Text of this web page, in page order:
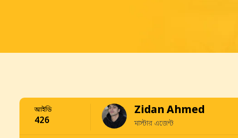
আইডি
426
Zidan Ahmed
মাস্টার এজেন্ট